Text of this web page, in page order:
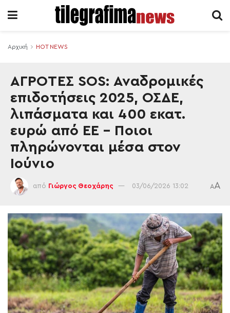
Αρχική HOT NEWS
ΑΓΡΟΤΕΣ SOS: Αναδρομικές
επιδοτήσεις 2025, ΟΣΔΕ,
λιπάσματα και 400 εκατ.
ευρώ από ΕΕ – Ποιοι
πληρώνονται μέσα στον
Ιούνιο
από Γιώργος Θεοχάρης 03/06/2026 13:02 AA